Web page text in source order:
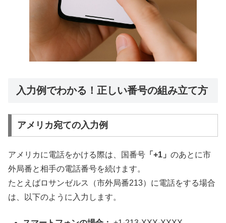
入力例でわかる！正しい番号の組み立て方
アメリカ宛ての入力例
アメリカに電話をかける際は、国番号 「+1」 のあとに市
外局番と相手の電話番号を続けます。
たとえばロサンゼルス（市外局番213）に電話をする場合
は、以下のように入力します。